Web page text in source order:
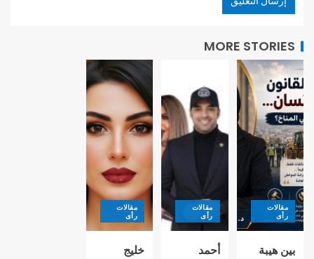
MORE STORIES
مقالات
رأى
بين هيبة
مقالات
رأى
أحمد
مقالات
رأى
خليج